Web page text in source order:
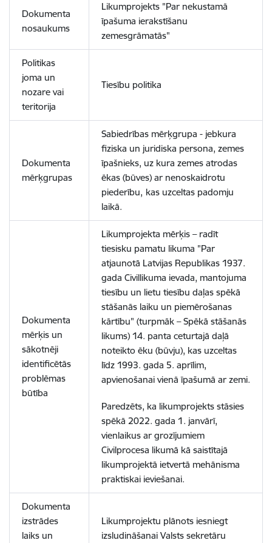
Dokumenta
nosaukums
Likumprojekts "Par nekustamā
īpašuma ierakstīšanu
zemesgrāmatās"
Politikas
joma un
nozare vai
teritorija
Tiesību politika
Dokumenta
mērķgrupas
Sabiedrības mērķgrupa - jebkura
fiziska un juridiska persona, zemes
īpašnieks, uz kura zemes atrodas
ēkas (būves) ar nenoskaidrotu
piederību, kas uzceltas padomju
laikā.
Dokumenta
mērķis un
sākotnēji
identificētās
problēmas
būtība
Likumprojekta mērķis – radīt
tiesisku pamatu likuma "Par
atjaunotā Latvijas Republikas 1937.
gada Civillikuma ievada, mantojuma
tiesību un lietu tiesību daļas spēkā
stāšanās laiku un piemērošanas
kārtību" (turpmāk – Spēkā stāšanās
likums) 14. panta ceturtajā daļā
noteikto ēku (būvju), kas uzceltas
līdz 1993. gada 5. aprīlim,
apvienošanai vienā īpašumā ar zemi.
Paredzēts, ka likumprojekts stāsies
spēkā 2022. gada 1. janvārī,
vienlaikus ar grozījumiem
Civilprocesa likumā kā saistītajā
likumprojektā ietvertā mehānisma
praktiskai ieviešanai.
Dokumenta
izstrādes
laiks un
Likumprojektu plānots iesniegt
izsludināšanai Valsts sekretāru